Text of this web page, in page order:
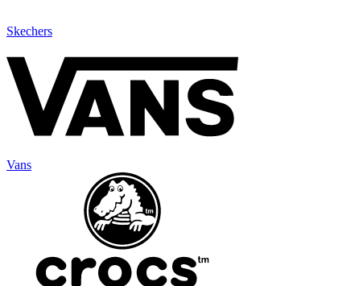
Skechers
Vans